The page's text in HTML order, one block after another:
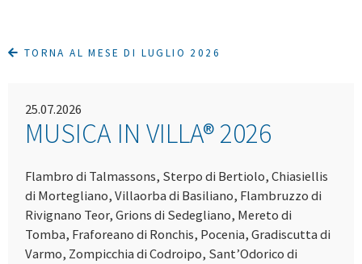
TORNA AL MESE DI LUGLIO 2026
25.07.2026
MUSICA IN VILLA® 2026
Flambro di Talmassons, Sterpo di Bertiolo, Chiasiellis
di Mortegliano, Villaorba di Basiliano, Flambruzzo di
Rivignano Teor, Grions di Sedegliano, Mereto di
Tomba, Fraforeano di Ronchis, Pocenia, Gradiscutta di
Varmo, Zompicchia di Codroipo, Sant’Odorico di